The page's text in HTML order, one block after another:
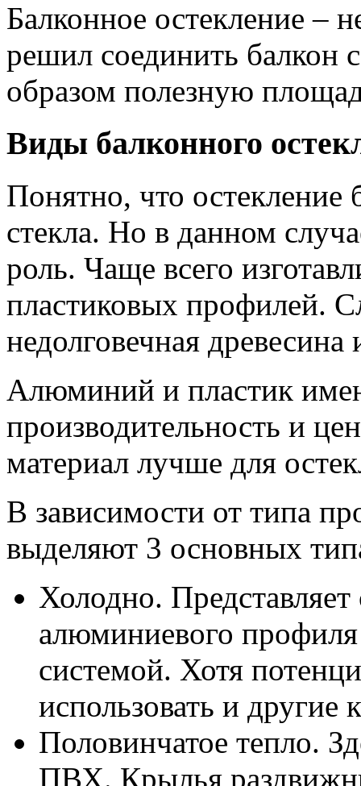
Балконное остекление –
решил соединить балкон
образом полезную
Виды балконного
Понятно, что остекление
стекла. Но в данном
роль. Чаще всего
пластиковых профилей.
недолговечная древесина
Алюминий и пластик
производительность и
материал лучше для
В зависимости от типа
выделяют 3 основных
Холодно.
алюминиевого
системой. Хотя
использовать и другие
Половинчатое тепло.
ПВХ. Крылья